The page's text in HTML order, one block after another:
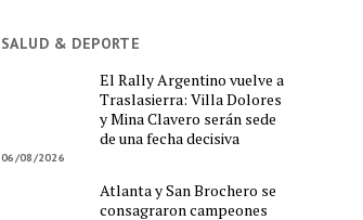
SALUD & DEPORTE
El Rally Argentino vuelve a
Traslasierra: Villa Dolores
y Mina Clavero serán sede
de una fecha decisiva
06/08/2026
Atlanta y San Brochero se
consagraron campeones